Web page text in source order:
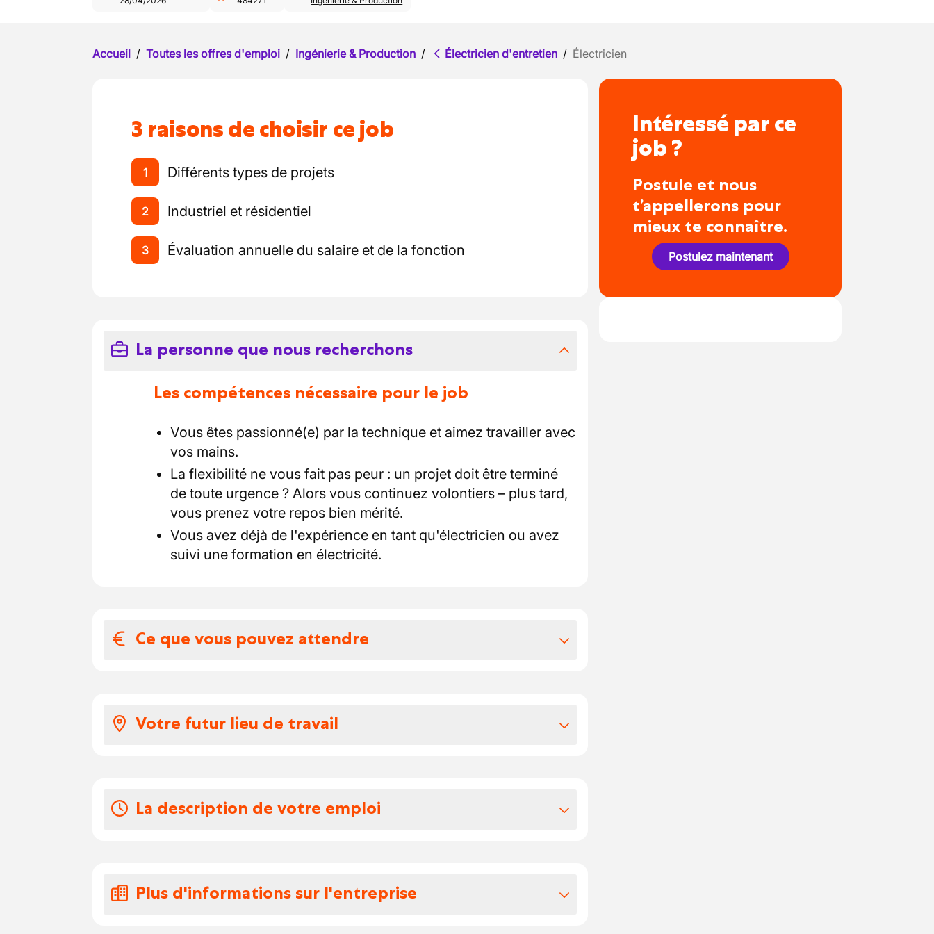
Accueil / Toutes les offres d'emploi / Ingénierie & Production / Électricien d'entretien / Électricien
3 raisons de choisir ce job
1 Différents types de projets
2 Industriel et résidentiel
3 Évaluation annuelle du salaire et de la fonction
La personne que nous recherchons
Les compétences nécessaire pour le job
Vous êtes passionné(e) par la technique et aimez travailler avec
vos mains.
La flexibilité ne vous fait pas peur : un projet doit être terminé
de toute urgence ? Alors vous continuez volontiers – plus tard,
vous prenez votre repos bien mérité.
Vous avez déjà de l'expérience en tant qu'électricien ou avez
suivi une formation en électricité.
Ce que vous pouvez attendre
Un emploi avec option fixe dans une entreprise stable et en
La communication ouverte et claire est centrale.
Vos congés
Votre futur lieu de travail
La description de votre emploi
Poser et connecter l'électricité, y compris les travaux de
Plus d'informations sur l'entreprise
Intéressé par ce
job ?
Postule et nous
t’appellerons pour
mieux te connaître.
Postulez maintenant